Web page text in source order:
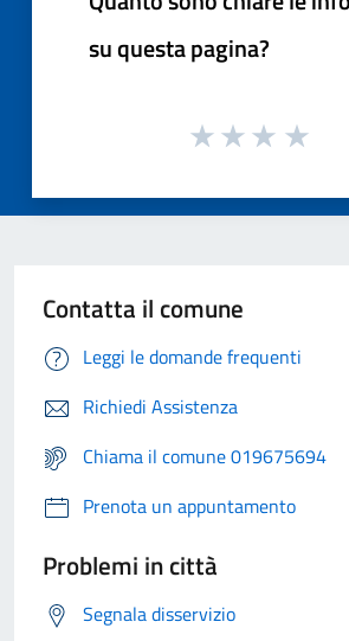
su questa pagina?
Contatta il comune
Leggi le domande frequenti
Richiedi Assistenza
Chiama il comune 019675694
Prenota un appuntamento
Problemi in città
Segnala disservizio